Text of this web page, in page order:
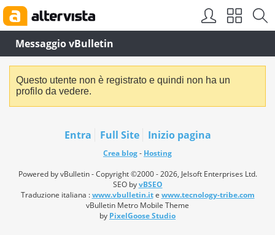
Messaggio vBulletin
Questo utente non è registrato e quindi non ha un
profilo da vedere.
Entra Full Site Inizio pagina
Crea blog- Hosting
Powered by vBulletin - Copyright ©2000 - 2026, Jelsoft Enterprises Ltd.
SEO byvBSEO
Traduzione italiana :www.vbulletin.ite www.tecnology-tribe.com
vBulletin Metro Mobile Theme
by PixelGoose Studio